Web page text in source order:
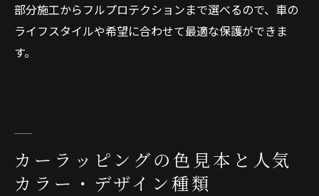
部分施工からフルプロテクションまで選べるので、車の
ライフスタイルや希望に合わせて最適な保護ができま
す。
カーラッピングの色見本と人気
カラー・デザイン種類